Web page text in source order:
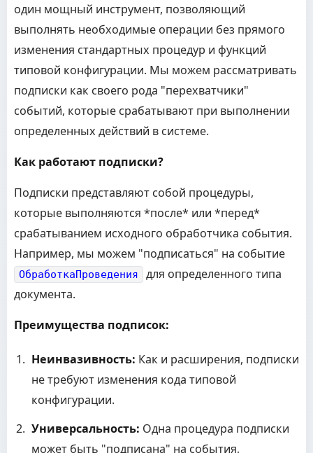
один мощный инструмент, позволяющий
выполнять необходимые операции без прямого
изменения стандартных процедур и функций
типовой конфигурации. Мы можем рассматривать
подписки как своего рода "перехватчики"
событий, которые срабатывают при выполнении
определенных действий в системе.
Как работают подписки?
Подписки представляют собой процедуры,
которые выполняются *после* или *перед*
срабатыванием исходного обработчика события.
Например, мы можем "подписаться" на событие
ОбработкаПроведения
для определенного типа
документа.
Преимущества подписок:
Неинвазивность: Как и расширения, подписки
не требуют изменения кода типовой
конфигурации.
Универсальность: Одна процедура подписки
может быть "подписана" на события,